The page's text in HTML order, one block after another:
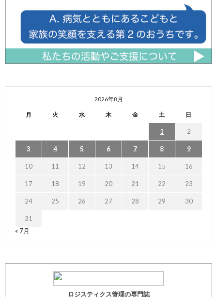
2026年8月
月 火 水 木 金 土 日
1 2
3 4 5 6 7 8 9
10 11 12 13 14 15 16
17 18 19 20 21 22 23
24 25 26 27 28 29 30
31
« 7月
ロジスティクス管理の専門誌